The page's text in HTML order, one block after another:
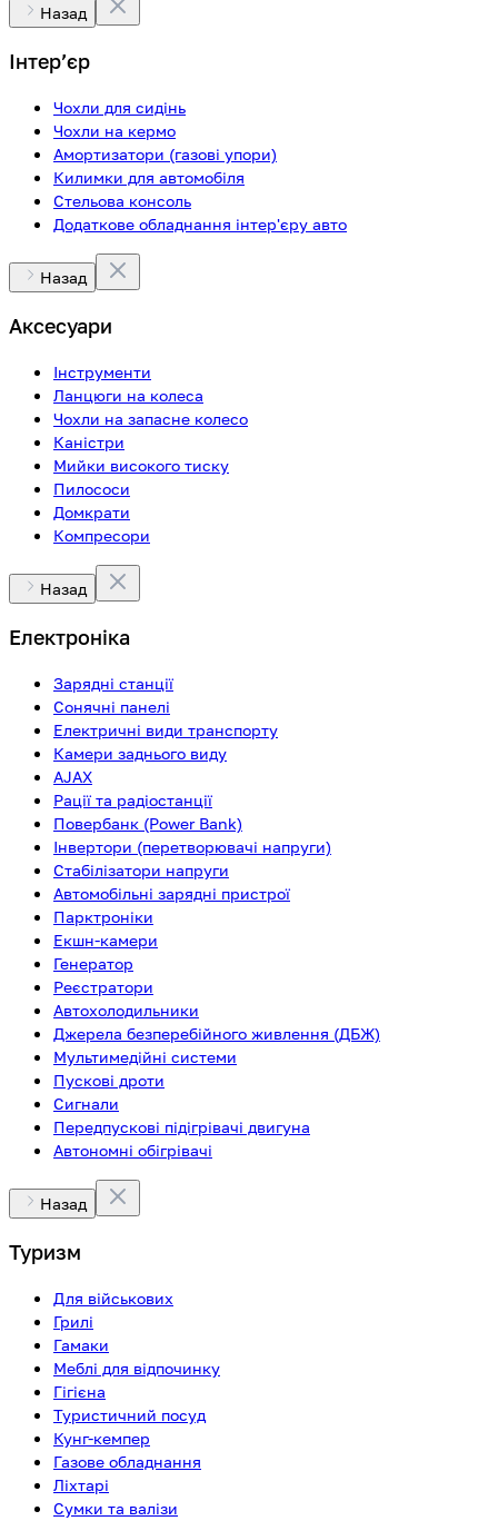
Назад
Інтерʼєр
Чохли для сидінь
Чохли на кермо
Амортизатори (газові упори)
Килимки для автомобіля
Стельова консоль
Додаткове обладнання інтер'єру авто
Назад
Аксесуари
Інструменти
Ланцюги на колеса
Чохли на запасне колесо
Каністри
Мийки високого тиску
Пилососи
Домкрати
Компресори
Назад
Електроніка
Зарядні станції
Сонячні панелі
Електричні види транспорту
Камери заднього виду
AJAX
Рації та радіостанції
Повербанк (Power Bank)
Інвертори (перетворювачі напруги)
Стабілізатори напруги
Автомобільні зарядні пристрої
Парктроніки
Екшн-камери
Генератор
Реєстратори
Автохолодильники
Джерела безперебійного живлення (ДБЖ)
Мультимедійні системи
Пускові дроти
Сигнали
Передпускові підігрівачі двигуна
Автономні обігрівачі
Назад
Туризм
Для військових
Грилі
Гамаки
Меблі для відпочинку
Гігієна
Туристичний посуд
Кунг-кемпер
Газове обладнання
Ліхтарі
Сумки та валізи